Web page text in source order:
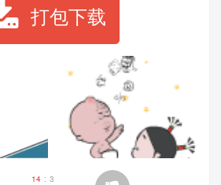
打包下载
14 : 3